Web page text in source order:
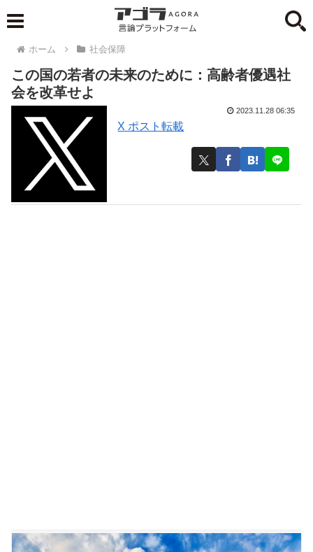
ホーム 社会保障
この国の若者の未来のために：高齢者優遇社
会を改革せよ
X ポスト転載
2023.11.28 06:35